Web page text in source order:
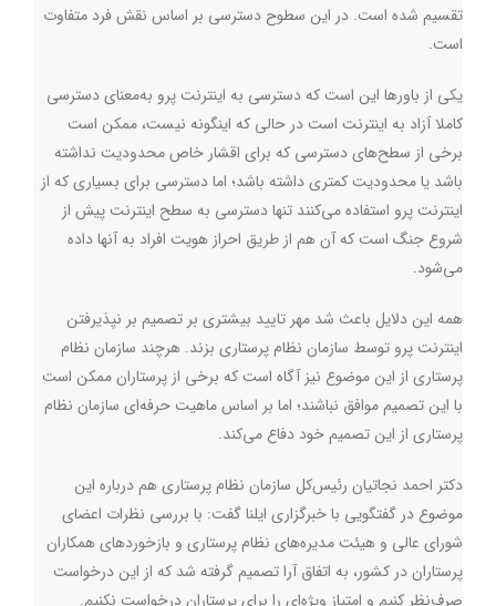
تقسیم شده است. در این سطوح دسترسی بر اساس نقش فرد متفاوت
است.
یکی از باورها این است که دسترسی به اینترنت پرو به‌معنای دسترسی
کاملا آزاد به اینترنت است در حالی که اینگونه نیست، ممکن است
برخی از سطح‌های دسترسی که برای اقشار خاص محدودیت نداشته
باشد یا محدودیت کمتری داشته باشد؛ اما دسترسی برای بسیاری که از
اینترنت پرو استفاده می‌کنند تنها دسترسی به سطح اینترنت پیش از
شروع جنگ است که آن هم از طریق احراز هویت افراد به آنها داده
می‌شود.
همه این دلایل باعث شد مهر تایید بیشتری بر تصمیم بر نپذیرفتن
اینترنت پرو توسط سازمان نظام پرستاری بزند. هرچند سازمان نظام
پرستاری از این موضوع نیز آگاه است که برخی از پرستاران ممکن است
با این تصمیم موافق نباشند؛ اما بر اساس ماهیت حرفه‌ای سازمان نظام
پرستاری از این تصمیم خود دفاع می‌کند.
دکتر احمد نجاتیان رئیس‌کل سازمان نظام پرستاری هم درباره این
موضوع در گفتگویی با خبرگزاری ایلنا گفت: با بررسی نظرات اعضای
شورای عالی و هیئت مدیره‌های نظام پرستاری و بازخوردهای همکاران
پرستاران در کشور، به اتفاق آرا تصمیم گرفته شد که از این درخواست
صرف‌نظر کنیم و امتیاز ویژه‌ای را برای پرستاران درخواست نکنیم.